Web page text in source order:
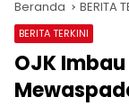
Beranda BERITA
BERITA TERKINI
OJK